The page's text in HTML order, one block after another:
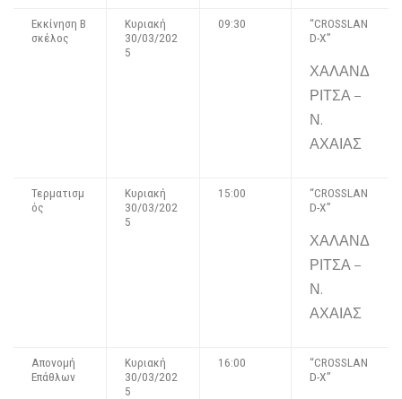
Εκκίνηση Β
σκέλος
Κυριακή
30/03/202
5
09:30
“CROSSLAN
D-X”
ΧΑΛΑΝΔ
ΡΙΤΣΑ –
Ν.
ΑΧΑΙΑΣ
Τερματισμ
ός
Κυριακή
30/03/202
5
15:00
“CROSSLAN
D-X”
ΧΑΛΑΝΔ
ΡΙΤΣΑ –
Ν.
ΑΧΑΙΑΣ
Απονομή
Επάθλων
Κυριακή
30/03/202
5
16:00
“CROSSLAN
D-X”